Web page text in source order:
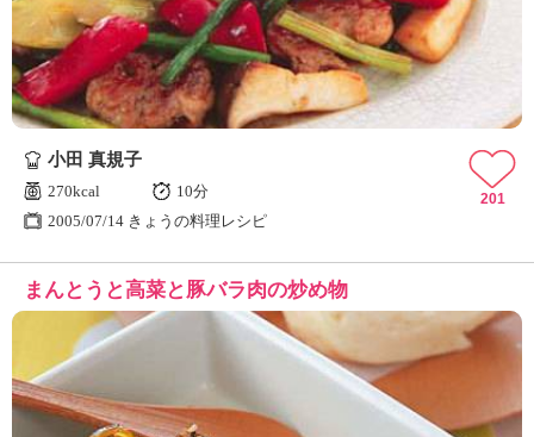
小田 真規子
270kcal
10分
2005/07/14 きょうの料理レシピ
201
まんとうと高菜と豚バラ肉の炒め物